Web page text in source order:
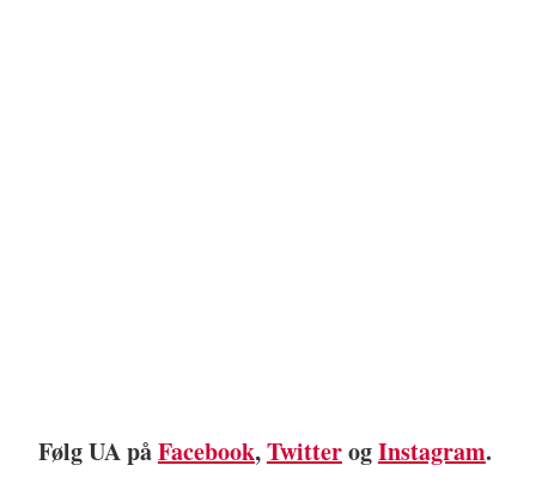
Følg UA påFacebook,TwitterogInstagram.